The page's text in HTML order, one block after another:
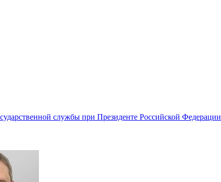
службы при Президенте Российской Федерации